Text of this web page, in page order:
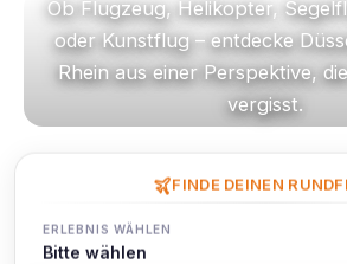
Ob Flugzeug, Helikopter,
oder Kunstflug – entdecke
Rhein aus einer Perspektive,
vergisst.
FINDE DEINEN
ERLEBNIS WÄHLEN
Bitte wählen